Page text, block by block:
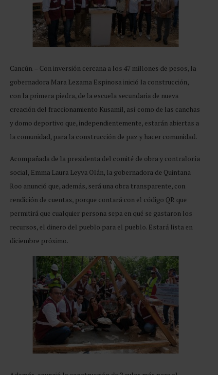
Cancún. – Con inversión cercana a los 47 millones de pesos, la
gobernadora Mara Lezama Espinosa inició la construcción,
con la primera piedra, de la escuela secundaria de nueva
creación del fraccionamiento Kusamil, así como de las canchas
y domo deportivo que, independientemente, estarán abiertas a
la comunidad, para la construcción de paz y hacer comunidad.
Acompañada de la presidenta del comité de obra y contraloría
social, Emma Laura Leyva Olán, la gobernadora de Quintana
Roo anunció que, además, será una obra transparente, con
rendición de cuentas, porque contará con el código QR que
permitirá que cualquier persona sepa en qué se gastaron los
recursos, el dinero del pueblo para el pueblo. Estará lista en
diciembre próximo.